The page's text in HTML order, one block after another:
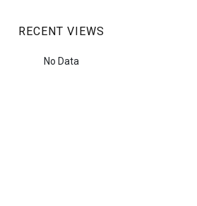
RECENT VIEWS
No Data